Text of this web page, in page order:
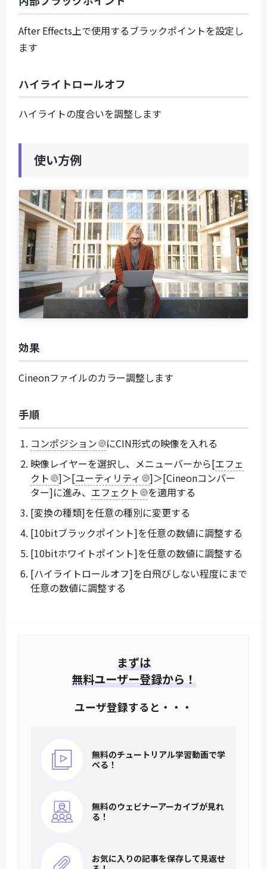
After Effects上で使用するブラックポイントを設定し
ます
ハイライトロールオフ
ハイライトの度合いを調整します
使い方例
効果
Cineonファイルのカラー調整します
手順
コンポジション
にCIN形式の映像を入れる
映像レイヤーを選択し、メニューバーから[エフェ
クト
]＞[ユーティリティ
]＞[Cineonコンバー
ター]に進み、 エフェクト
を適用する
[変換の種類]を任意の種別に変更する
[10bitブラックポイント]を任意の数値に調整する
[10bitホワイトポイント]を任意の数値に調整する
[ハイライトロールオフ]を白飛びしない程度にまで
任意の数値に調整する
まずは
無料ユーザー登録から！
ユーザ登録すると・・・
無料のチュートリアル学習動画で学
べる！
無料のウェビナーアーカイブが見れ
る！
お気に入りの記事を保存して見返せ